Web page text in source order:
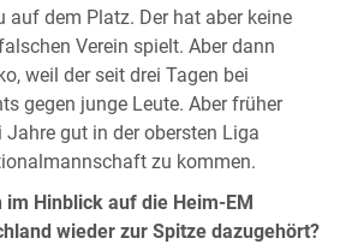
auf dem Platz. Der hat aber keine
Verein spielt. Aber dann
weil der seit drei Tagen bei
gegen junge Leute. Aber früher
gut in der obersten Liga
zu kommen.
im Hinblick auf die Heim-EM
wieder zur Spitze dazugehört?